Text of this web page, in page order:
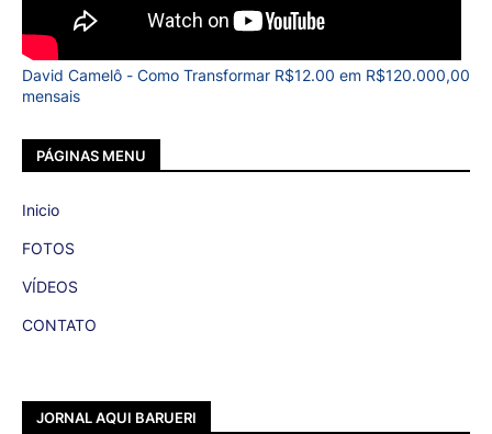
David Camelô - Como Transformar R$12.00 em R$120.000,00
mensais
PÁGINAS MENU
Inicio
FOTOS
VÍDEOS
CONTATO
JORNAL AQUI BARUERI